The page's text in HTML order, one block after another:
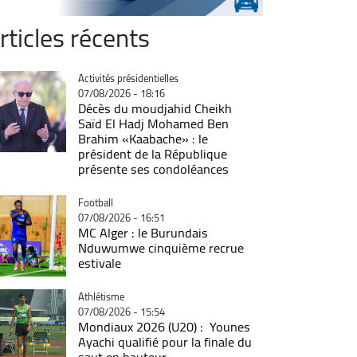
récents
Catégorie
Activités présidentielles
07/08/2026 - 18:16
Décès du moudjahid Cheikh
Saïd El Hadj Mohamed Ben
Brahim «Kaabache» : le
président de la République
présente ses condoléances
Catégorie
Football
07/08/2026 - 16:51
MC Alger : le Burundais
Nduwumwe cinquième recrue
estivale
Catégorie
Athlétisme
07/08/2026 - 15:54
Mondiaux 2026 (U20) : Younes
Ayachi qualifié pour la finale du